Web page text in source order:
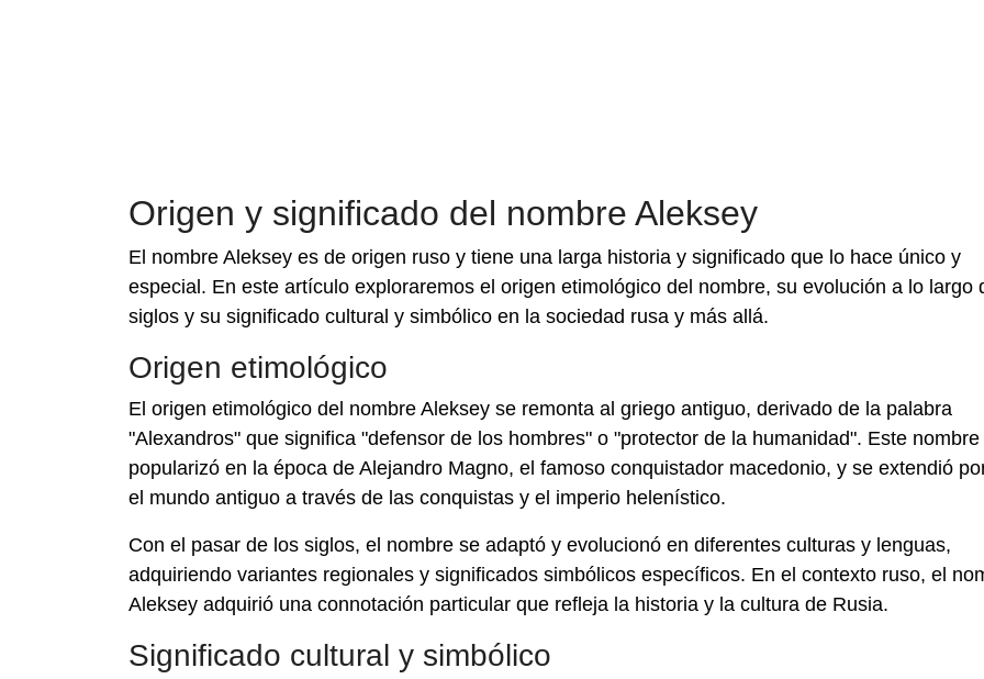
Origen y significado del nombre Aleksey
El nombre Aleksey es de origen ruso y tiene una larga historia y significado que lo hace único y
especial. En este artículo exploraremos el origen etimológico del nombre, su evolución a lo largo
siglos y su significado cultural y simbólico en la sociedad rusa y más allá.
Origen etimológico
El origen etimológico del nombre Aleksey se remonta al griego antiguo, derivado de la palabra
"Alexandros" que significa "defensor de los hombres" o "protector de la humanidad". Este nombre
popularizó en la época de Alejandro Magno, el famoso conquistador macedonio, y se extendió
el mundo antiguo a través de las conquistas y el imperio helenístico.
Con el pasar de los siglos, el nombre se adaptó y evolucionó en diferentes culturas y lenguas,
adquiriendo variantes regionales y significados simbólicos específicos. En el contexto ruso, el
Aleksey adquirió una connotación particular que refleja la historia y la cultura de Rusia.
Significado cultural y simbólico